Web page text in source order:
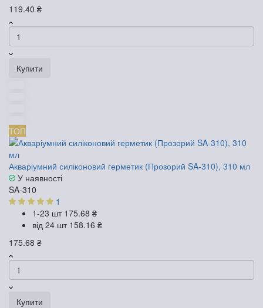
119.40 ₴
Купити
ТОП
Акваріумний силіконовий герметик (Прозорий SA-310), 310 мл
У наявності
SA-310
1
1-23 шт 175.68 ₴
від 24 шт 158.16 ₴
175.68 ₴
Купити